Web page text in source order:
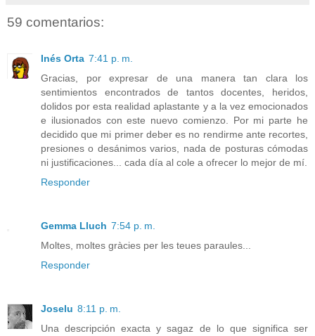
59 comentarios:
Inés Orta 7:41 p. m.
Gracias, por expresar de una manera tan clara los
sentimientos encontrados de tantos docentes, heridos,
dolidos por esta realidad aplastante y a la vez emocionados
e ilusionados con este nuevo comienzo. Por mi parte he
decidido que mi primer deber es no rendirme ante recortes,
presiones o desánimos varios, nada de posturas cómodas
ni justificaciones... cada día al cole a ofrecer lo mejor de mí.
Responder
Gemma Lluch 7:54 p. m.
Moltes, moltes gràcies per les teues paraules...
Responder
Joselu 8:11 p. m.
Una descripción exacta y sagaz de lo que significa ser